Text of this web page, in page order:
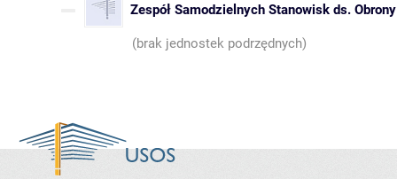
Zespół Samodzielnych Stanowisk ds. Obrony
(brak jednostek podrzędnych)